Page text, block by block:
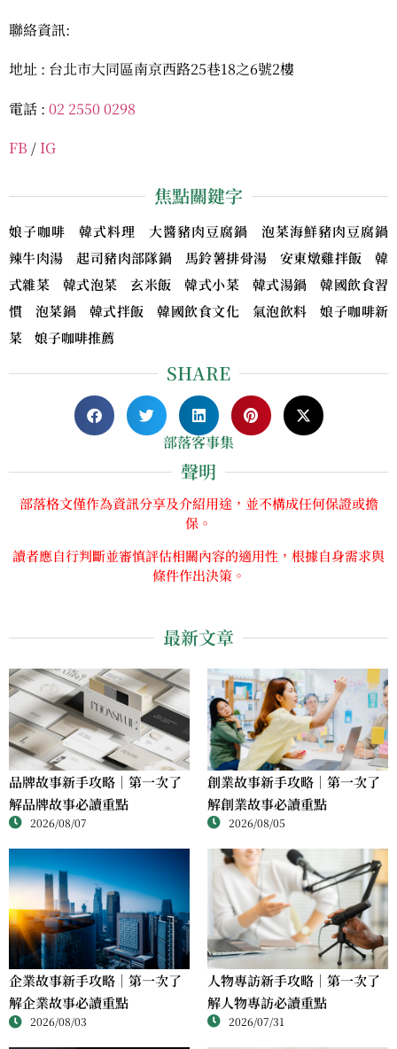
聯絡資訊:
地址 : 台北市大同區南京西路25巷18之6號2樓
電話 : 02 2550 0298
FB / IG
焦點關鍵字
娘子咖啡 韓式料理 大醬豬肉豆腐鍋 泡菜海鮮豬肉豆腐鍋
辣牛肉湯 起司豬肉部隊鍋 馬鈴薯排骨湯 安東燉雞拌飯 韓
式雜菜 韓式泡菜 玄米飯 韓式小菜 韓式湯鍋 韓國飲食習
慣 泡菜鍋 韓式拌飯 韓國飲食文化 氣泡飲料 娘子咖啡新
菜 娘子咖啡推薦
SHARE
部落客事集
聲明
部落格文僅作為資訊分享及介紹用途，並不構成任何保證或擔
保。
讀者應自行判斷並審慎評估相關內容的適用性，根據自身需求與
條件作出決策。
最新文章
品牌故事新手攻略｜第一次了
解品牌故事必讀重點
2026/08/07
創業故事新手攻略｜第一次了
解創業故事必讀重點
2026/08/05
企業故事新手攻略｜第一次了
解企業故事必讀重點
2026/08/03
人物專訪新手攻略｜第一次了
解人物專訪必讀重點
2026/07/31